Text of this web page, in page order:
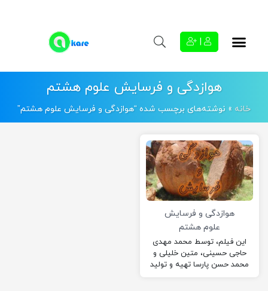
هوازدگی و فرسایش علوم هشتم
خانه » نوشته‌های برچسب شده “هوازدگی و فرسایش علوم هشتم”
هوازدگی و فرسایش
علوم هشتم
این فیلم، توسط محمد مهدی
حاجی حسینی، متین خلیلی و
محمد حسن پارسا تهیه و تولید